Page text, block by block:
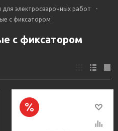
для электросварочных работ
-
с фиксатором
с фиксатором